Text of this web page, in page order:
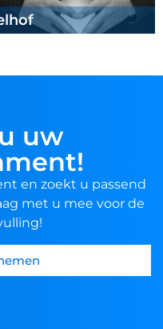
uw
en zoekt u passend
met u mee voor de